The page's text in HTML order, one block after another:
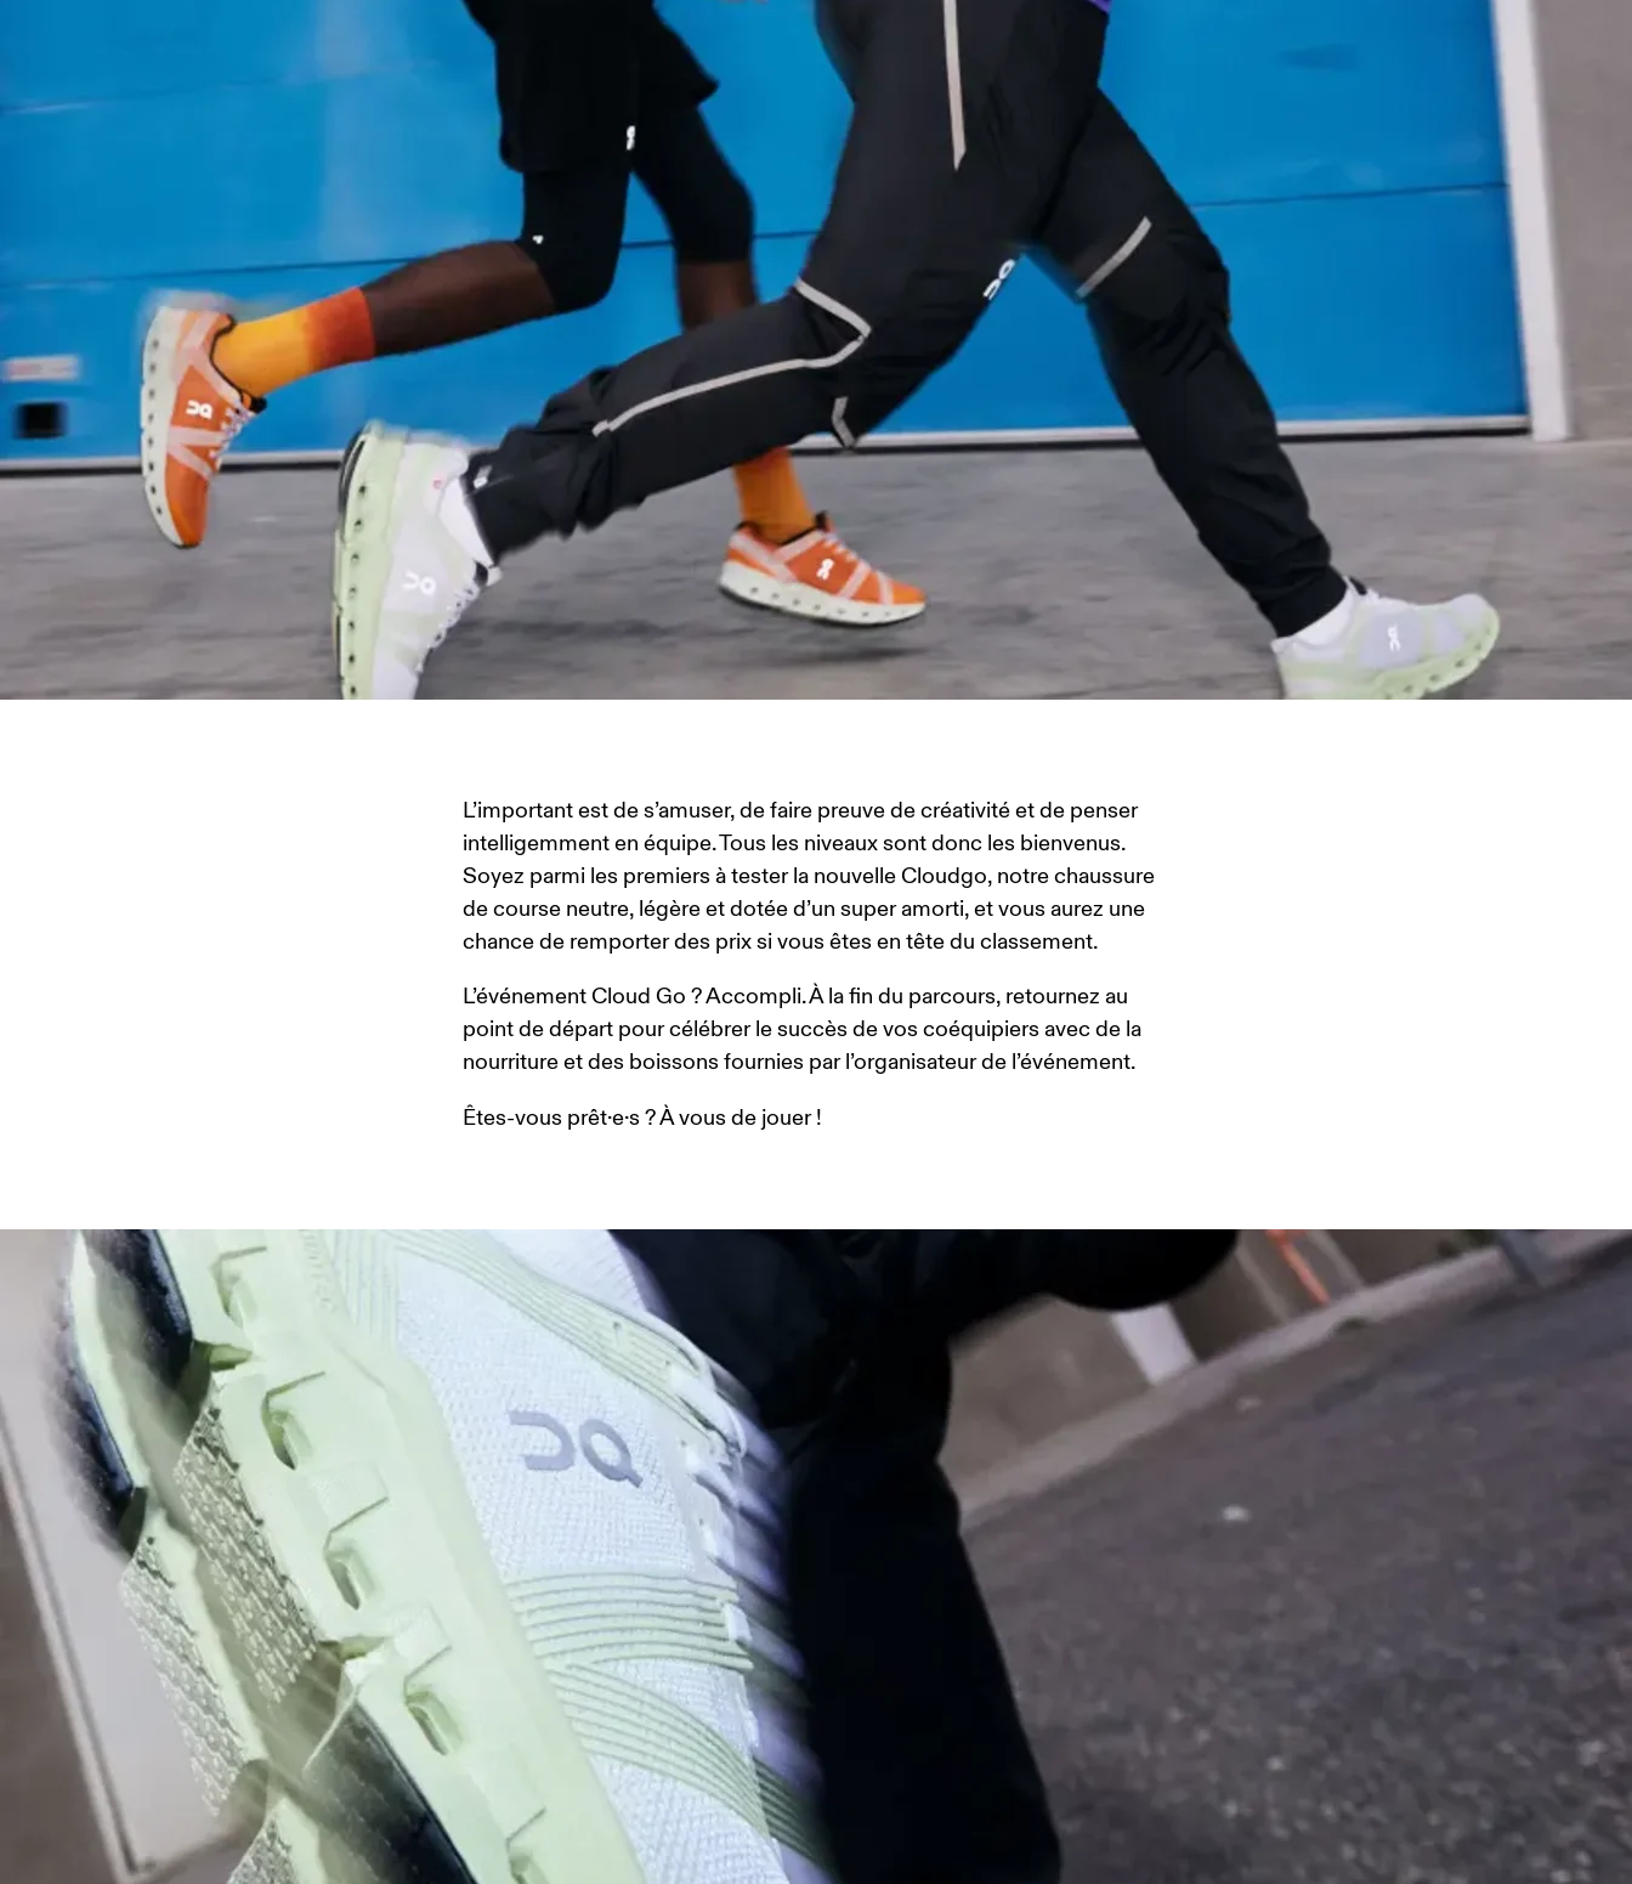
L’important est de s’amuser, de faire preuve de créativité et de penser
intelligemment en équipe. Tous les niveaux sont donc les bienvenus.
Soyez parmi les premiers à tester la nouvelle Cloudgo, notre chaussure
de course neutre, légère et dotée d’un super amorti, et vous aurez une
chance de remporter des prix si vous êtes en tête du classement.
L’événement Cloud Go ? Accompli. À la fin du parcours, retournez au
point de départ pour célébrer le succès de vos coéquipiers avec de la
nourriture et des boissons fournies par l’organisateur de l’événement.
Êtes-vous prêt·e·s ? À vous de jouer !